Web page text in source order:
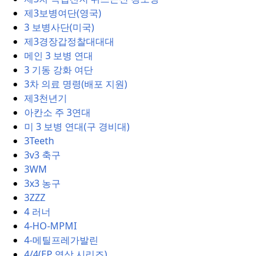
제3보병여단(영국)
3 보병사단(미국)
제3경장갑정찰대대대
메인 3 보병 연대
3 기동 강화 여단
3차 의료 명령(배포 지원)
제3천년기
아칸소 주 3연대
미 3 보병 연대(구 경비대)
3Teeth
3v3 축구
3WM
3x3 농구
3ZZZ
4 러너
4-HO-MPMI
4-메틸프레가발린